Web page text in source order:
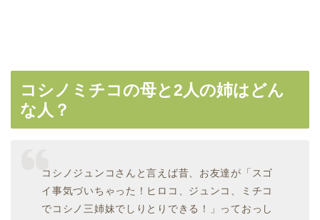
コシノミチコの母と2人の姉はどん
な人？
コシノジュンコさんと言えば昔、お友達が「スゴ
イ事気づいちゃった！ヒロコ、ジュンコ、ミチコ
でコシノ三姉妹でしりとりできる！」っておっし